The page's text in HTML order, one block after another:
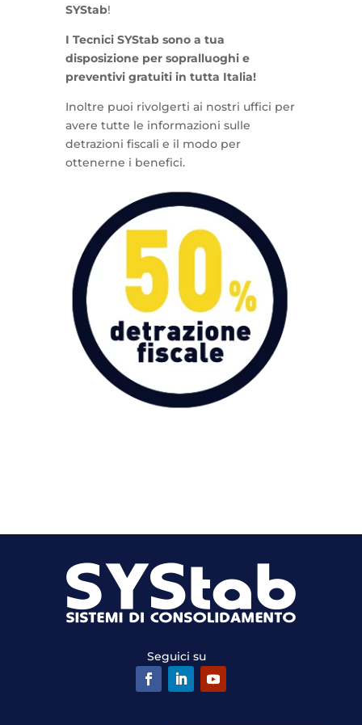
SYStab!
I Tecnici SYStab sono a tua
disposizione per sopralluoghi e
preventivi gratuiti in tutta Italia!
Inoltre puoi rivolgerti ai nostri uffici per
avere tutte le informazioni sulle
detrazioni fiscali e il modo per
ottenerne i benefici.
Seguici su